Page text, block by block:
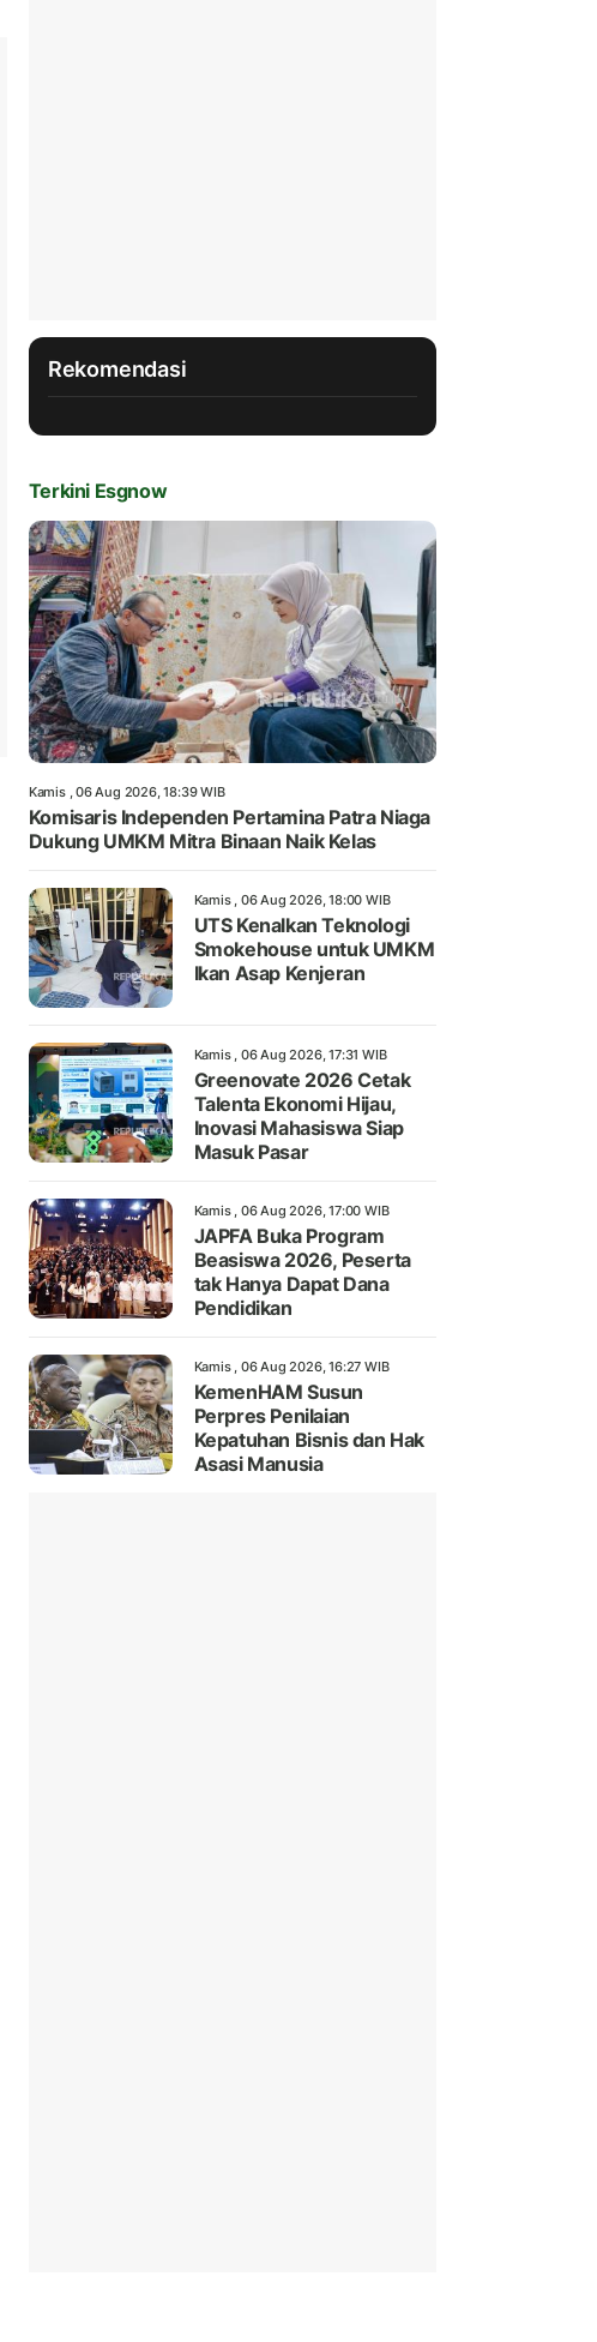
Rekomendasi
Terkini Esgnow
Kamis , 06 Aug 2026, 18:39 WIB
Komisaris Independen Pertamina Patra Niaga
Dukung UMKM Mitra Binaan Naik Kelas
Kamis , 06 Aug 2026, 18:00 WIB
UTS Kenalkan Teknologi
Smokehouse untuk UMKM
Ikan Asap Kenjeran
Kamis , 06 Aug 2026, 17:31 WIB
Greenovate 2026 Cetak
Talenta Ekonomi Hijau,
Inovasi Mahasiswa Siap
Masuk Pasar
Kamis , 06 Aug 2026, 17:00 WIB
JAPFA Buka Program
Beasiswa 2026, Peserta
tak Hanya Dapat Dana
Pendidikan
Kamis , 06 Aug 2026, 16:27 WIB
KemenHAM Susun
Perpres Penilaian
Kepatuhan Bisnis dan Hak
Asasi Manusia